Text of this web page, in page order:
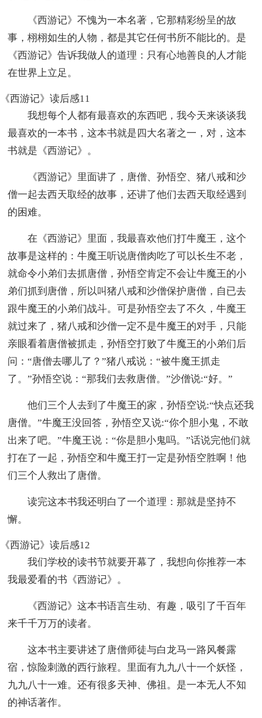
《西游记》不愧为一本名著，它那精彩纷呈的故
事，栩栩如生的人物，都是其它任何书所不能比的。是
《西游记》告诉我做人的道理：只有心地善良的人才能
在世界上立足。
《西游记》读后感11
我想每个人都有最喜欢的东西吧，我今天来谈谈我
最喜欢的一本书，这本书就是四大名著之一，对，这本
书就是《西游记》。
《西游记》里面讲了，唐僧、孙悟空、猪八戒和沙
僧一起去西天取经的故事，还讲了他们去西天取经遇到
的困难。
在《西游记》里面，我最喜欢他们打牛魔王，这个
故事是这样的：牛魔王听说唐僧肉吃了可以长生不老，
就命令小弟们去抓唐僧，孙悟空肯定不会让牛魔王的小
弟们抓到唐僧，所以叫猪八戒和沙僧保护唐僧，自已去
跟牛魔王的小弟们战斗。可是孙悟空去了不久，牛魔王
就过来了，猪八戒和沙僧一定不是牛魔王的对手，只能
亲眼看着唐僧被抓走，孙悟空打败了牛魔王的小弟们后
问：“唐僧去哪儿了？”猪八戒说：“被牛魔王抓走
了。”孙悟空说：“那我们去救唐僧。”沙僧说:“好。”
他们三个人去到了牛魔王的家，孙悟空说:“快点还我
唐僧。”牛魔王没回答，孙悟空又说:“你个胆小鬼，不敢
出来了吧。”牛魔王说：“你是胆小鬼吗。”话说完他们就
打在了一起，孙悟空和牛魔王打一定是孙悟空胜啊！他
们三个人救出了唐僧。
读完这本书我还明白了一个道理：那就是坚持不
懈。
《西游记》读后感12
我们学校的读书节就要开幕了，我想向你推荐一本
我最爱看的书《西游记》。
《西游记》这本书语言生动、有趣，吸引了千百年
来千千万万的读者。
这本书主要讲述了唐僧师徒与白龙马一路风餐露
宿，惊险刺激的西行旅程。里面有九九八十一个妖怪，
九九八十一难。还有很多天神、佛祖。是一本无人不知
的神话著作。